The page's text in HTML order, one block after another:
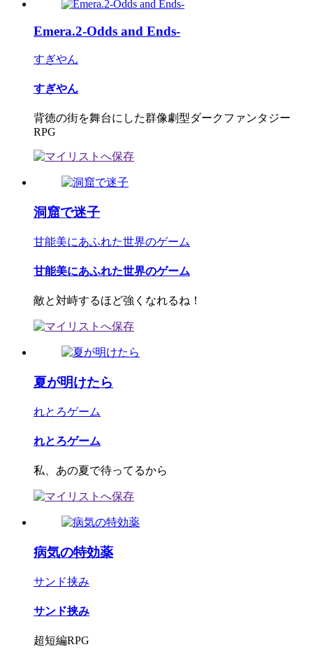
Emera.2-Odds and Ends-
すぎやん
すぎやん
背徳の街を舞台にした群像劇型ダークファンタジー
RPG
洞窟で迷子
甘能美にあふれた世界のゲーム
甘能美にあふれた世界のゲーム
敵と対峙するほど強くなれるね！
夏が明けたら
れとろゲーム
れとろゲーム
私、あの夏で待ってるから
病気の特効薬
サンド挟み
サンド挟み
超短編RPG